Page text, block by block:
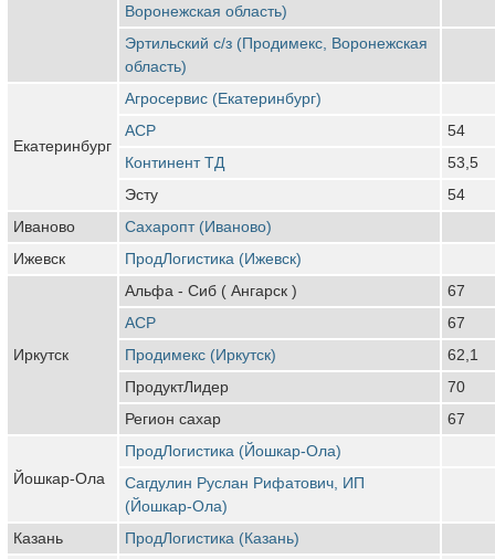
Воронежская область)
Эртильский с/з (Продимекс, Воронежская
область)
Екатеринбург
Агросервис (Екатеринбург)
АСР
54
Континент ТД
53,5
Эсту
54
Иваново
Сахаропт (Иваново)
Ижевск
ПродЛогистика (Ижевск)
Иркутск
Альфа - Сиб ( Ангарск )
67
АСР
67
Продимекс (Иркутск)
62,1
ПродуктЛидер
70
Регион сахар
67
Йошкар-Ола
ПродЛогистика (Йошкар-Ола)
Сагдулин Руслан Рифатович, ИП
(Йошкар-Ола)
Казань
ПродЛогистика (Казань)